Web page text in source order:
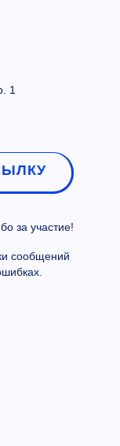
1
за участие!
сообщений